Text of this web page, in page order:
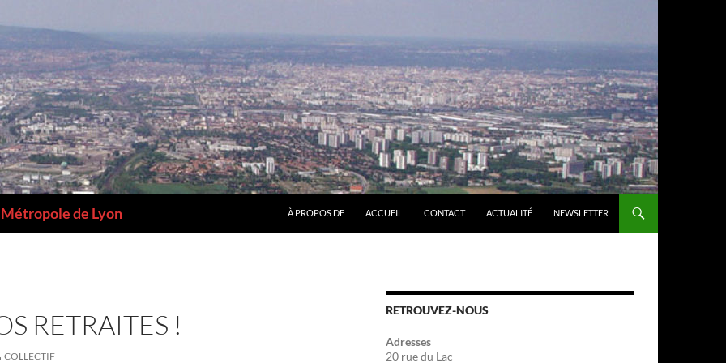
de Lyon À PROPOS DE ACCUEIL CONTACT ACTUALITÉ NEWSLETTER
RETRAITES !
COLLECTIF
RETROUVEZ-NOUS
Adresses
20 rue du Lac